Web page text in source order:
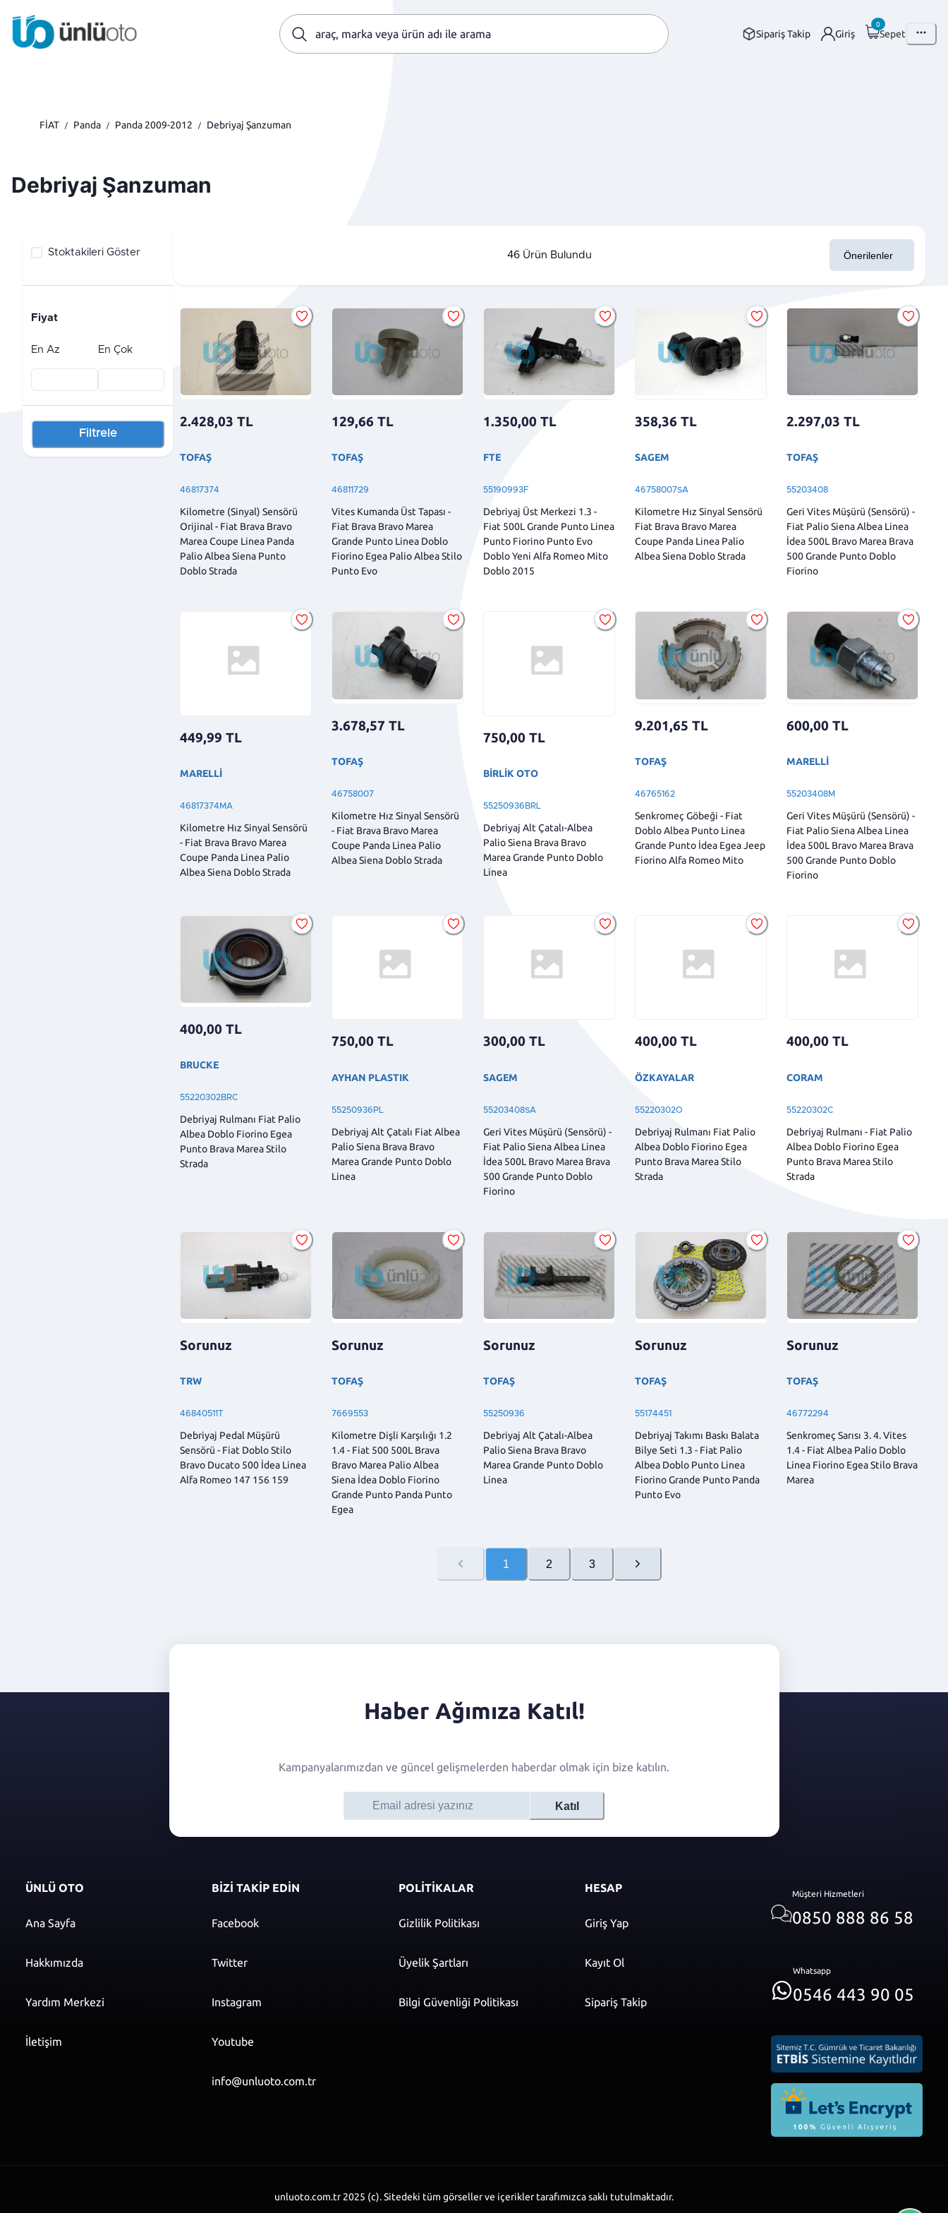
Sipariş Takip Giriş
0
Sepet
FİAT / Panda / Panda 2009-2012 / Debriyaj Şanzuman
Debriyaj Şanzuman
Stoktakileri Göster
Fiyat
En Az En Çok
Filtrele
46Ürün Bulundu
2.428,03 TL
TOFAŞ
46817374
Kilometre (Sinyal) Sensörü
Orijinal - Fiat Brava Bravo
Marea Coupe Linea Panda
Palio Albea Siena Punto
Doblo Strada
129,66 TL
TOFAŞ
46811729
Vites Kumanda Üst Tapası -
Fiat Brava Bravo Marea
Grande Punto Linea Doblo
Fiorino Egea Palio Albea Stilo
Punto Evo
1.350,00 TL
FTE
55190993F
Debriyaj Üst Merkezi 1.3 -
Fiat 500L Grande Punto Linea
Punto Fiorino Punto Evo
Doblo Yeni Alfa Romeo Mito
Doblo 2015
358,36 TL
SAGEM
46758007SA
Kilometre Hız Sinyal Sensörü
Fiat Brava Bravo Marea
Coupe Panda Linea Palio
Albea Siena Doblo Strada
2.297,03 TL
TOFAŞ
55203408
Geri Vites Müşürü (Sensörü) -
Fiat Palio Siena Albea Linea
İdea 500L Bravo Marea Brava
500 Grande Punto Doblo
Fiorino
449,99 TL
MARELLİ
46817374MA
Kilometre Hız Sinyal Sensörü
- Fiat Brava Bravo Marea
Coupe Panda Linea Palio
Albea Siena Doblo Strada
3.678,57 TL
TOFAŞ
46758007
Kilometre Hız Sinyal Sensörü
- Fiat Brava Bravo Marea
Coupe Panda Linea Palio
Albea Siena Doblo Strada
750,00 TL
BİRLİK OTO
55250936BRL
Debriyaj Alt Çatalı-Albea
Palio Siena Brava Bravo
Marea Grande Punto Doblo
Linea
9.201,65 TL
TOFAŞ
46765162
Senkromeç Göbeği - Fiat
Doblo Albea Punto Linea
Grande Punto İdea Egea Jeep
Fiorino Alfa Romeo Mito
600,00 TL
MARELLİ
55203408M
Geri Vites Müşürü (Sensörü) -
Fiat Palio Siena Albea Linea
İdea 500L Bravo Marea Brava
500 Grande Punto Doblo
Fiorino
400,00 TL
BRUCKE
55220302BRC
Debriyaj Rulmanı Fiat Palio
Albea Doblo Fiorino Egea
Punto Brava Marea Stilo
Strada
750,00 TL
AYHAN PLASTIK
55250936PL
Debriyaj Alt Çatalı Fiat Albea
Palio Siena Brava Bravo
Marea Grande Punto Doblo
Linea
300,00 TL
SAGEM
55203408SA
Geri Vites Müşürü (Sensörü) -
Fiat Palio Siena Albea Linea
İdea 500L Bravo Marea Brava
500 Grande Punto Doblo
Fiorino
400,00 TL
ÖZKAYALAR
55220302O
Debriyaj Rulmanı Fiat Palio
Albea Doblo Fiorino Egea
Punto Brava Marea Stilo
Strada
400,00 TL
CORAM
55220302C
Debriyaj Rulmanı - Fiat Palio
Albea Doblo Fiorino Egea
Punto Brava Marea Stilo
Strada
Sorunuz
TRW
46840511T
Debriyaj Pedal Müşürü
Sensörü - Fiat Doblo Stilo
Bravo Ducato 500 İdea Linea
Alfa Romeo 147 156 159
Sorunuz
TOFAŞ
7669553
Kilometre Dişli Karşılığı 1.2
1.4 - Fiat 500 500L Brava
Bravo Marea Palio Albea
Siena İdea Doblo Fiorino
Grande Punto Panda Punto
Egea
Sorunuz
TOFAŞ
55250936
Debriyaj Alt Çatalı-Albea
Palio Siena Brava Bravo
Marea Grande Punto Doblo
Linea
Sorunuz
TOFAŞ
55174451
Debriyaj Takımı Baskı Balata
Bilye Seti 1.3 - Fiat Palio
Albea Doblo Punto Linea
Fiorino Grande Punto Panda
Punto Evo
Sorunuz
TOFAŞ
46772294
Senkromeç Sarısı 3. 4. Vites
1.4 - Fiat Albea Palio Doblo
Linea Fiorino Egea Stilo Brava
Marea
1 2 3
Haber Ağımıza Katıl!
Kampanyalarımızdan ve güncel gelişmelerden haberdar olmak için bize katılın.
Katıl
ÜNLÜ OTO
Ana Sayfa
Hakkımızda
Yardım Merkezi
İletişim
BİZİ TAKİP EDİN
Facebook
Twitter
Instagram
Youtube
info@unluoto.com.tr
POLİTİKALAR
Gizlilik Politikası
Üyelik Şartları
Bilgi Güvenliği Politikası
HESAP
Giriş Yap
Kayıt Ol
Sipariş Takip
Müşteri Hizmetleri
0850 888 86 58
Whatsapp
0546 443 90 05
unluoto.com.tr 2025 (c). Sitedeki tüm görseller ve içerikler tarafımızca saklı tutulmaktadır.